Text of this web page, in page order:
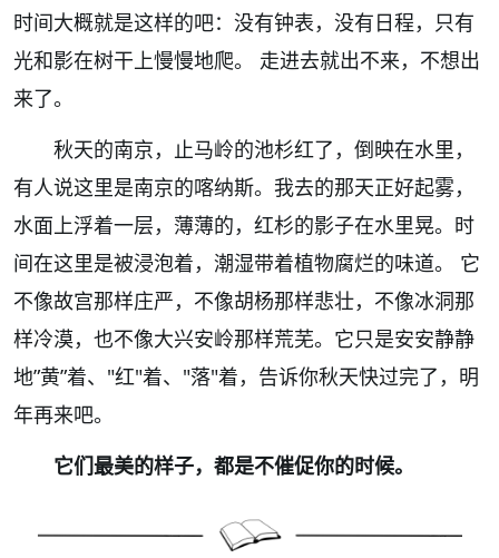
时间大概就是这样的吧：没有钟表，没有日程，只有
光和影在树干上慢慢地爬。
走进去就出不来，不想出
来了。
秋天的南京，止马岭的池杉红了，倒映在水里，
有人说这里是南京的喀纳斯。我去的那天正好起雾，
水面上浮着一层，薄薄的，红杉的影子在水里晃。时
间在这里是被浸泡着，潮湿带着植物腐烂的味道。
它
不像故宫那样庄严，不像胡杨那样悲壮，不像冰洞那
样冷漠，也不像大兴安岭那样荒芜。它只是安安静静
地”黄”着、 "红"着、 "落"着，告诉你秋天快过完了，明
年再来吧。
它们最美的样子，都是不催促你的时候。